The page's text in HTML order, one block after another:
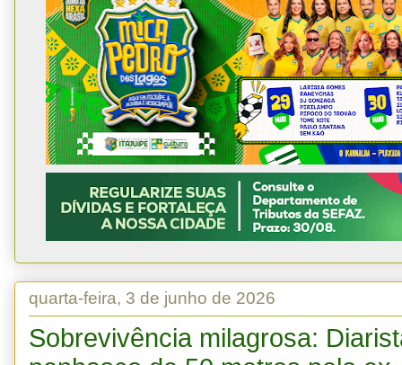
quarta-feira, 3 de junho de 2026
Sobrevivência milagrosa: